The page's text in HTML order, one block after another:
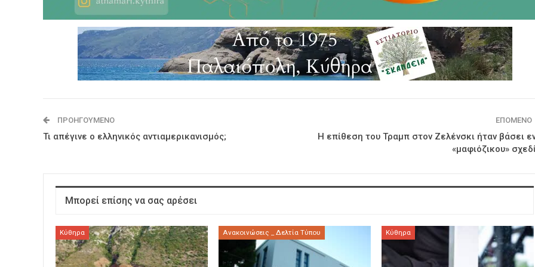
ΠΡΟΗΓΟΎΜΕΝΟ
Τι απέγινε ο ελληνικός αντιαμερικανισμός;
ΕΠΌΜΕΝΟ
Η επίθεση του Τραμπ στον Ζελένσκι ήταν βάσει
«μαφιόζικου»
Μπορεί επίσης να σας αρέσει
Κύθηρα Ανακοινώσεις _ Δελτία Τύπου Κύθηρα